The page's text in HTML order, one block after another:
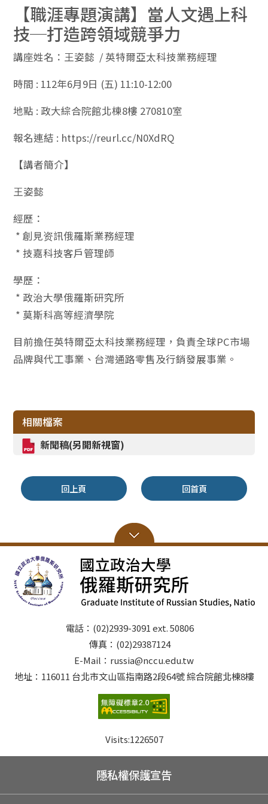
【職涯專題演講】當人文遇上科
技─打造跨領域競爭力
講座姓名：王姿懿 / 英特爾亞太科技業務經理
時間 : 112年6月9日 (五) 11:10-12:00
地點 : 政大綜合院館北棟8樓 270810室
報名連結 : https://reurl.cc/N0XdRQ
【講者簡介】
王姿懿
經歷：
* 創見资訊俄羅斯業務經理
* 技嘉科技客戶管理師
學歷：
* 政治大學俄羅斯研究所
* 莫斯科高等經濟學院
目前擔任英特爾亞太科技業務經理，負責全球PC市場
品牌與代工事業、台灣通路零售及行銷發展事業。
相關檔案
新聞稿(另開新視窗)
回上頁 回首頁
電話：(02)2939-3091 ext. 50806
傳真：(02)29387124
E-Mail：russia@nccu.edu.tw
地址：116011 台北市文山區指南路2段64號 綜合院館北棟8樓
Visits:1226507
隱私權保護宣告